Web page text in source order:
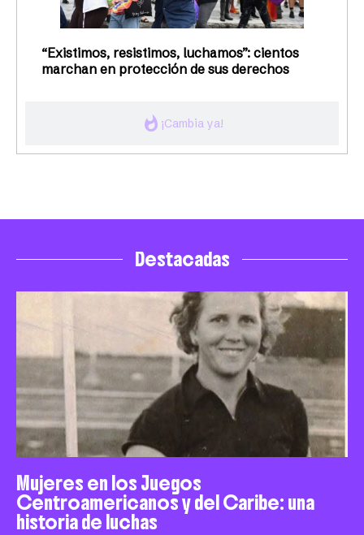
whatshot ¡Cambia ya!
“Existimos, resistimos, luchamos”: cientos
marchan en protección de sus derechos
Destacadas
Mujeres en los Juegos
Centroamericanos y del Caribe: una
historia de luchas